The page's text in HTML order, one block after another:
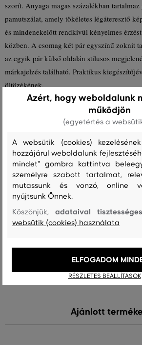
szorít. Anyaga magas százalékban
pamutszálat, amely tökéletes légáteresztő
és mindenekelőtt rendkívül kényelmes
közben. A csomag két pár egyszínű zoknit
az egyik pár külső oldalán stílusos
márkajelzés található. Praktikus
öltözékének.
Termék kódja9960300-
Összetétel
felső anyag
PAMUT
73 %
POLIAMID
24 %
ELASZTÁN
SZÁRÍTÁS
Ajánlott
Azért, hogy weboldalunk
működjön
(egyetértés a
A websütik (cookies)
hozzájárul weboldalunk
mindet" gombra kattintva
személyre szabott tartalmat,
mutassunk és vonzó, online
nyújtsunk Önnek.
Köszönjük,adataival
websütik (cookies) használata
RÉSZLETES BEÁLLÍTÁSOK
ELFOGADOM